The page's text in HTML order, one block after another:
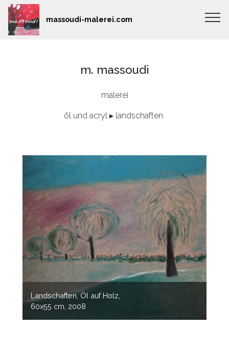
massoudi-malerei.com
m. massoudi
malerei
öl und acryl ▸ landschaften
Landschaften, Öl auf Holz,
60x55 cm, 2008